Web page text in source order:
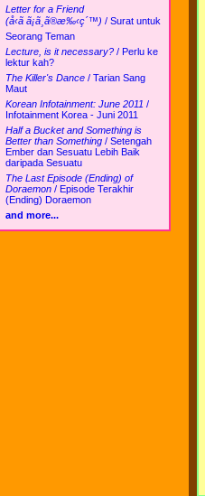
Letter for a Friend
(å‹ã ã¡ã¸ã®æ‰‹ç´™) / Surat untuk
Seorang Teman
Lecture, is it necessary? / Perlu ke
lektur kah?
The Killer's Dance / Tarian Sang
Maut
Korean Infotainment: June 2011 /
Infotainment Korea - Juni 2011
Half a Bucket and Something is
Better than Something / Setengah
Ember dan Sesuatu Lebih Baik
daripada Sesuatu
The Last Episode (Ending) of
Doraemon / Episode Terakhir
(Ending) Doraemon
and more...